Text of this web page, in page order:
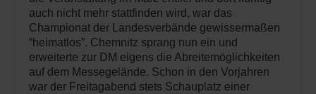
auch nicht mehr stattfinden wird, war das
Championat der Landesverbände gewissermaßen
“heimatlos”. Chemnitz sprang nun ein und
erweiterte zur DM eigens die Abreitemöglichkeiten
auf dem Messegelände. Schon in den Vorjahren
war der Freitagabend stets Schauplatz einer